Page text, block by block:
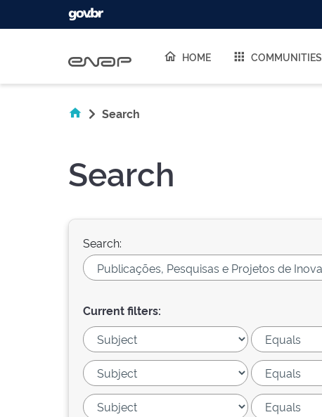
HOME COMMUNITIES
Search
Search
Search:
Current filters: